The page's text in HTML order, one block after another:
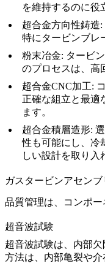
を維持するのに役
超合金方向性鋳造:
特にタービンブレ
粉末冶金: タービ
のプロセスは、高
超合金CNC加工:
正確な組立と最適
ます。
超合金積層造形:
性も可能にし、冷
しい設計を取り入
ガスタービンアセン
品質管理は、コンポ
超音波試験
超音波試験は、内部
方法は、内部亀裂や